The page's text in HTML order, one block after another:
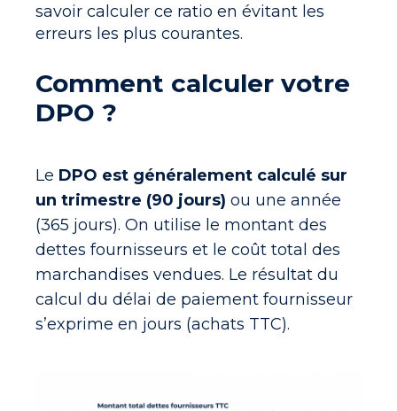
savoir calculer ce ratio en évitant les
erreurs les plus courantes.
Comment calculer votre
DPO ?
Le DPO est généralement calculé sur
un trimestre (90 jours) ou une année
(365 jours). On utilise le montant des
dettes fournisseurs et le coût total des
marchandises vendues. Le résultat du
calcul du délai de paiement fournisseur
s’exprime en jours (achats TTC).